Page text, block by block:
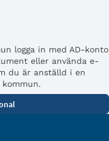
logga in med AD-konto
eller använda e-
du är anställd i en